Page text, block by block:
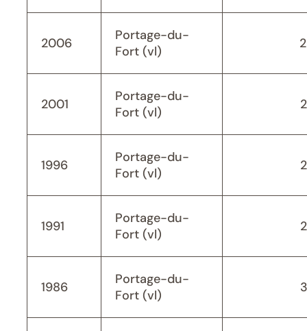
2006
Portage-du-
Fort (vl)
2001
Portage-du-
Fort (vl)
1996
Portage-du-
Fort (vl)
1991
Portage-du-
Fort (vl)
1986
Portage-du-
Fort (vl)